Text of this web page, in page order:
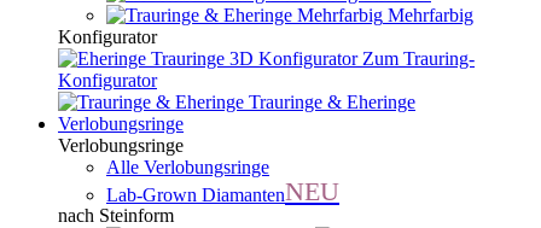
Mehrfarbig
Konfigurator
Zum Trauring-
Konfigurator
Trauringe & Eheringe
Verlobungsringe
Verlobungsringe
Alle Verlobungsringe
Lab-Grown DiamantenNEU
nach Steinform